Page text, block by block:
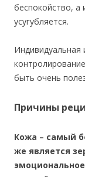
беспокойство, а
усугубляется.
Индивидуальная
быть очень
Причины
Кожа – самый
же является